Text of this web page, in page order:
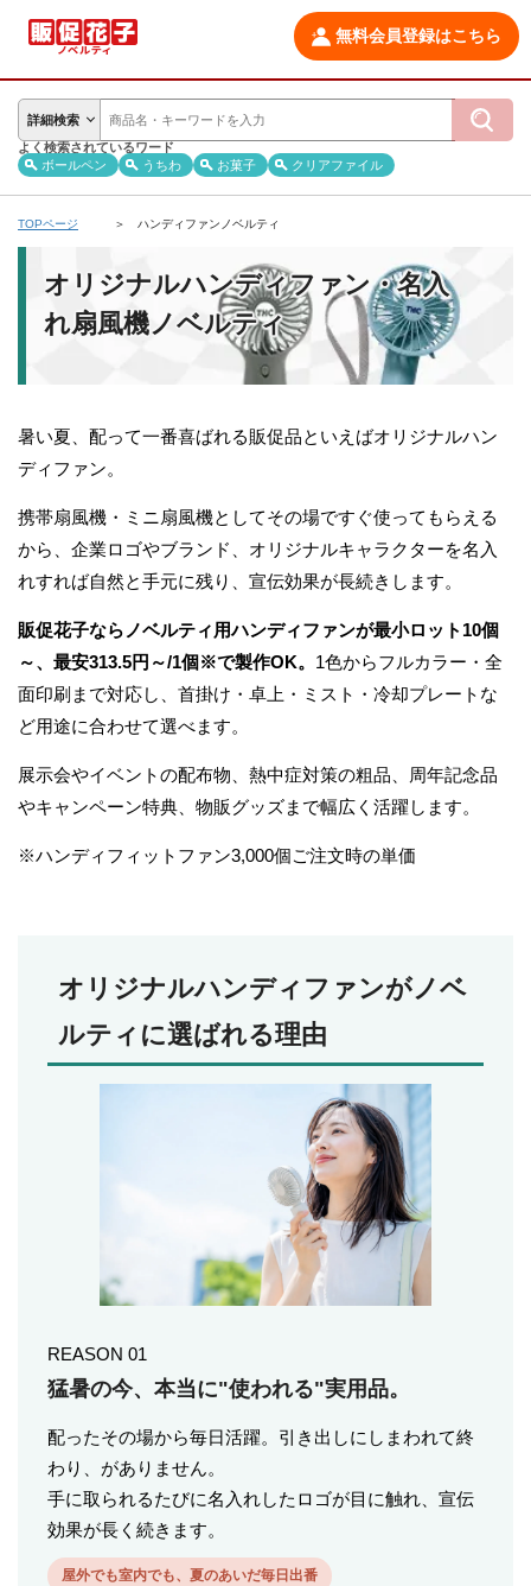
無料会員登録はこちら
詳細検索
よく検索されているワード
ボールペン
うちわ お菓子 クリアファイル
TOPページ ハンディファンノベルティ
オリジナルハンディファン・名入
れ扇風機ノベルティ
暑い夏、配って一番喜ばれる販促品といえばオリジナルハン
ディファン。
携帯扇風機・ミニ扇風機としてその場ですぐ使ってもらえる
から、企業ロゴやブランド、オリジナルキャラクターを名入
れすれば自然と手元に残り、宣伝効果が長続きします。
販促花子ならノベルティ用ハンディファンが最小ロット10個
～、最安313.5円～/1個※で製作OK。 1色からフルカラー・全
面印刷まで対応し、首掛け・卓上・ミスト・冷却プレートな
ど用途に合わせて選べます。
展示会やイベントの配布物、熱中症対策の粗品、周年記念品
やキャンペーン特典、物販グッズまで幅広く活躍します。
※ハンディフィットファン3,000個ご注文時の単価
オリジナルハンディファンがノベ
ルティに選ばれる理由
REASON 01
猛暑の今、本当に"使われる"実用品。
配ったその場から毎日活躍。引き出しにしまわれて終
わり、がありません。
手に取られるたびに名入れしたロゴが目に触れ、宣伝
効果が長く続きます。
屋外でも室内でも、夏のあいだ毎日出番